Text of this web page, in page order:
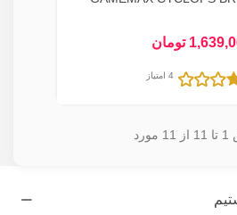
تومان
4 امتیاز
1 تا 11 از 11 مورد